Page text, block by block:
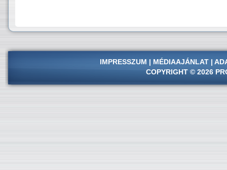
IMPRESSZUM | MÉDIAAJÁNLAT |
COPYRIGHT © 2026